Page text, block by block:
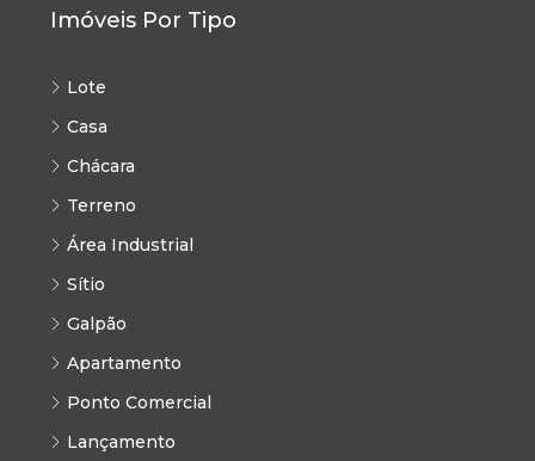
Imóveis Por Tipo
Lote
Casa
Chácara
Terreno
Área Industrial
Sítio
Galpão
Apartamento
Ponto Comercial
Lançamento